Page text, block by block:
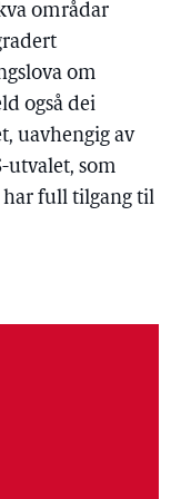
områdar
om
også dei
uavhengig av
utvalet, som
har full tilgang til